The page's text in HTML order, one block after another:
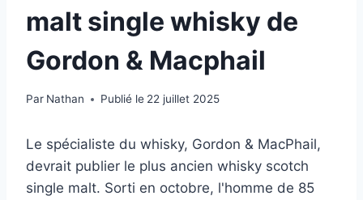
malt single whisky de
Gordon & Macphail
Par Nathan Publié le 22 juillet 2025
Le spécialiste du whisky, Gordon & MacPhail,
devrait publier le plus ancien whisky scotch
single malt. Sorti en octobre, l'homme de 85